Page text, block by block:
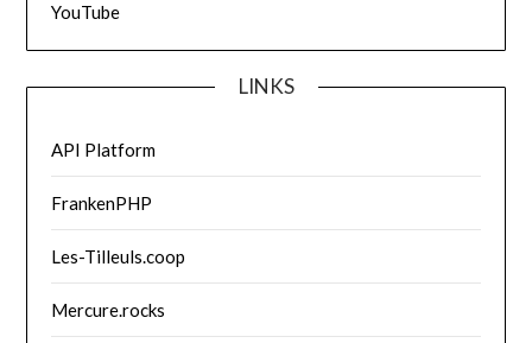
YouTube
LINKS
API Platform
FrankenPHP
Les-Tilleuls.coop
Mercure.rocks